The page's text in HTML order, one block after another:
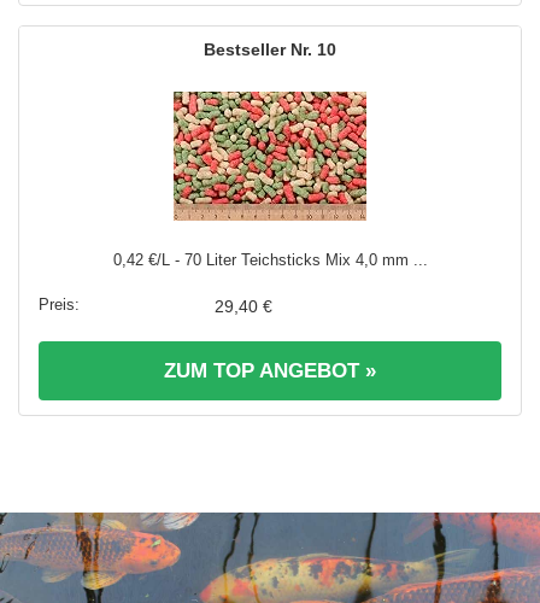
10
0,42 €/L - 70 Liter Teichsticks Mix 4,0 mm ...
29,40 €
ZUM TOP ANGEBOT »